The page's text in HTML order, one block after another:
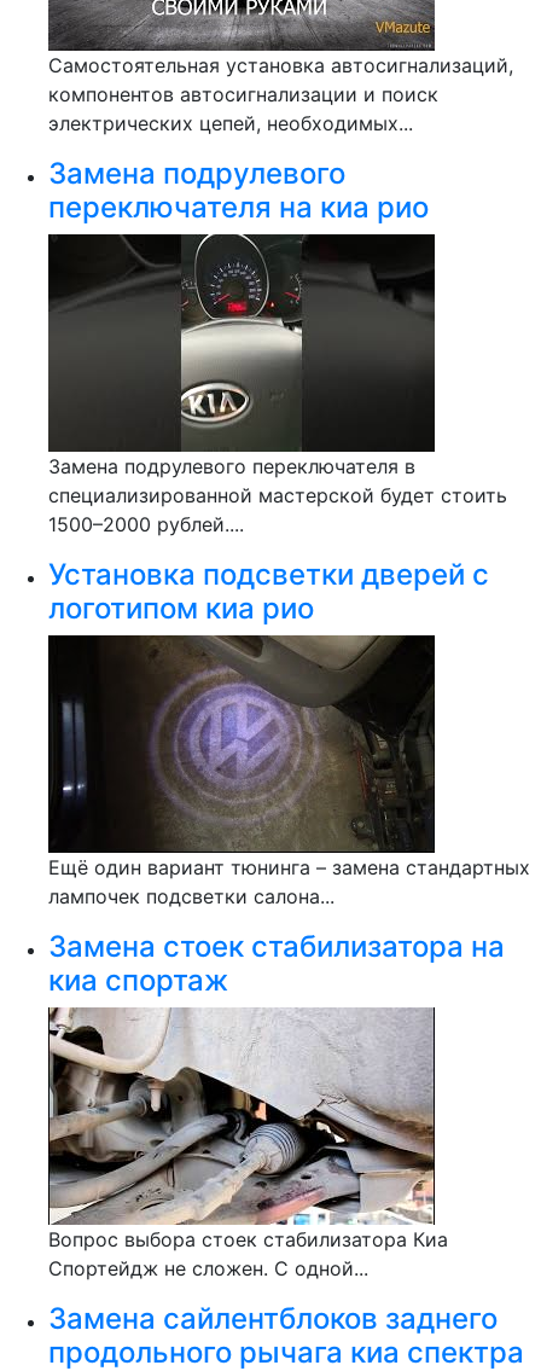
Самостоятельная установка автосигнализаций,
компонентов автосигнализации и поиск
электрических цепей, необходимых...
Замена подрулевого
переключателя на киа рио
Замена подрулевого переключателя в
специализированной мастерской будет стоить
1500–2000 рублей....
Установка подсветки дверей с
логотипом киа рио
Ещё один вариант тюнинга – замена стандартных
лампочек подсветки салона...
Замена стоек стабилизатора на
киа спортаж
Вопрос выбора стоек стабилизатора Киа
Спортейдж не сложен. С одной...
Замена сайлентблоков заднего
продольного рычага киа спектра